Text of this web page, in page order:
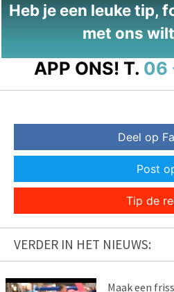
Heb je een leuke tip,
met ons
APP ONS! T. 06
Deel op
Post
Tip de
VERDER IN HET NIEUWS:
Maak een